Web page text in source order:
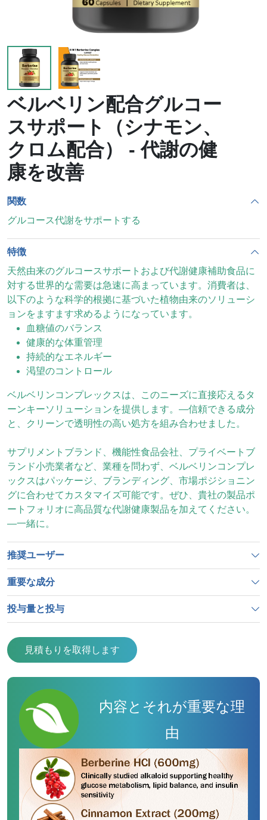
ベルベリン配合グルコー
スサポート（シナモン、
クロム配合） - 代謝の健
康を改善
関数
グルコース代謝をサポートする
特徴
天然由来のグルコースサポートおよび代謝健康補助食品に
対する世界的な需要は急速に高まっています。消費者は、
以下のような科学的根拠に基づいた植物由来のソリューシ
ョンをますます求めるようになっています。
血糖値のバランス
健康的な体重管理
持続的なエネルギー
渇望のコントロール
ベルベリンコンプレックスは、このニーズに直接応えるタ
ーンキーソリューションを提供します。—信頼できる成分
と、クリーンで透明性の高い処方を組み合わせました。
サプリメントブランド、機能性食品会社、プライベートブ
ランド小売業者など、業種を問わず、ベルベリンコンプレ
ックスはパッケージ、ブランディング、市場ポジショニン
グに合わせてカスタマイズ可能です。ぜひ、貴社の製品ポ
ートフォリオに高品質な代謝健康製品を加えてください。
—一緒に。
推奨ユーザー
重要な成分
投与量と投与
見積もりを取得します
内容とそれが重要な理
由